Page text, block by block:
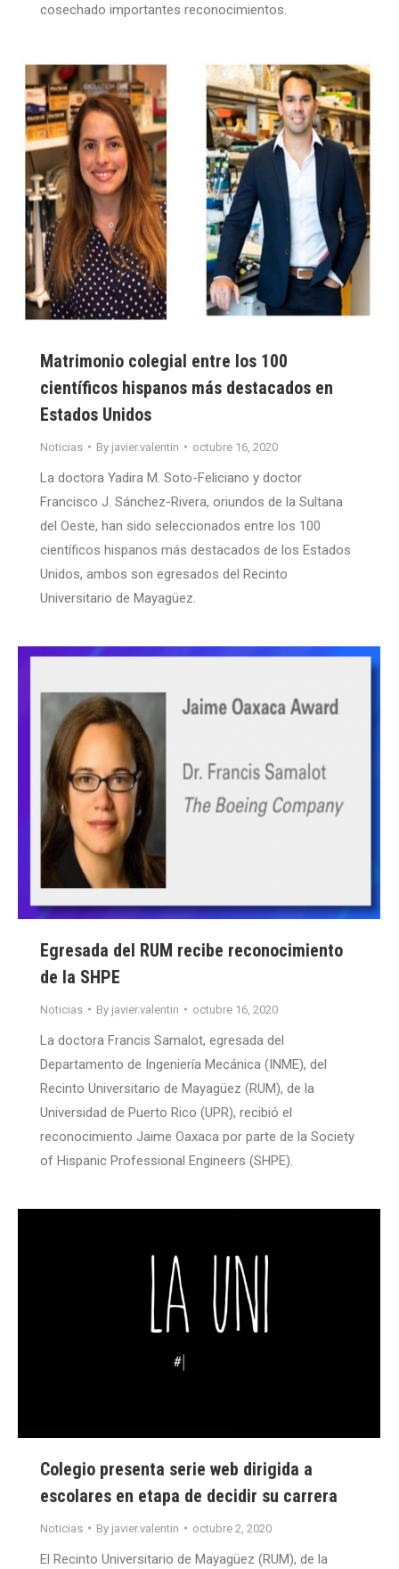
cosechado importantes reconocimientos.
Matrimonio colegial entre los 100
científicos hispanos más destacados en
Estados Unidos
Noticias By javier.valentin octubre 16, 2020
La doctora Yadira M. Soto-Feliciano y doctor
Francisco J. Sánchez-Rivera, oriundos de la Sultana
del Oeste, han sido seleccionados entre los 100
científicos hispanos más destacados de los Estados
Unidos, ambos son egresados del Recinto
Universitario de Mayagüez.
Egresada del RUM recibe reconocimiento
de la SHPE
Noticias By javier.valentin octubre 16, 2020
La doctora Francis Samalot, egresada del
Departamento de Ingeniería Mecánica (INME), del
Recinto Universitario de Mayagüez (RUM), de la
Universidad de Puerto Rico (UPR), recibió el
reconocimiento Jaime Oaxaca por parte de la Society
of Hispanic Professional Engineers (SHPE).
Colegio presenta serie web dirigida a
escolares en etapa de decidir su carrera
Noticias By javier.valentin octubre 2, 2020
El Recinto Universitario de Mayagüez (RUM), de la